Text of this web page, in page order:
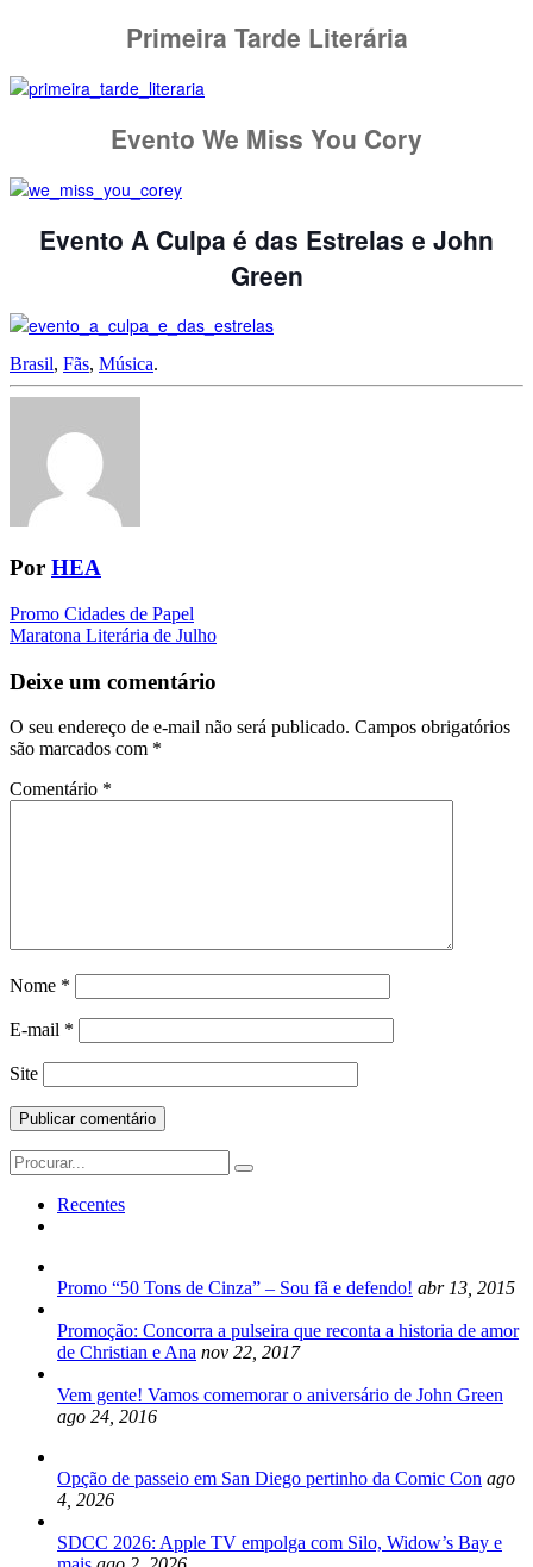
Primeira Tarde Literária
Evento We Miss You Cory
Evento A Culpa é das Estrelas e John
Green
Brasil, Fãs, Música.
Por HEA
Navegação
da
Postagem
Promo Cidades de Papel
Maratona Literária de Julho
Deixe um comentário
O seu endereço de e-mail não será publicado. Campos obrigatórios
são marcados com *
Comentário *
Nome *
E-mail *
Site
Search
for:
Recentes
Promo “50 Tons de Cinza” – Sou fã e defendo! abr 13, 2015
Promoção: Concorra a pulseira que reconta a historia de amor
de Christian e Ana nov 22, 2017
Vem gente! Vamos comemorar o aniversário de John Green
ago 24, 2016
Opção de passeio em San Diego pertinho da Comic Con ago
4, 2026
SDCC 2026: Apple TV empolga com Silo, Widow’s Bay e